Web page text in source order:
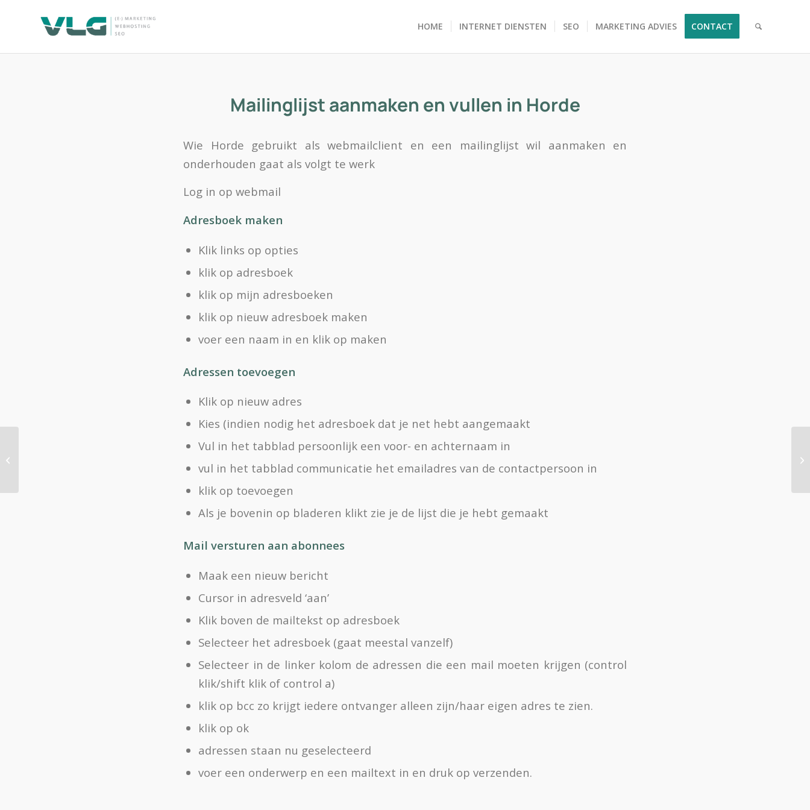
HOME INTERNET DIENSTEN SEO MARKETING ADVIES CONTACT
Mailinglijst aanmaken en vullen in Horde
Wie Horde gebruikt als webmailclient en een mailinglijst wil aanmaken en
onderhouden gaat als volgt te werk
Log in op webmail
Adresboek maken
Klik links op opties
klik op adresboek
klik op mijn adresboeken
klik op nieuw adresboek maken
voer een naam in en klik op maken
Adressen toevoegen
Klik op nieuw adres
Kies (indien nodig het adresboek dat je net hebt aangemaakt
Vul in het tabblad persoonlijk een voor- en achternaam in
vul in het tabblad communicatie het emailadres van de contactpersoon in
klik op toevoegen
Als je bovenin op bladeren klikt zie je de lijst die je hebt gemaakt
Mail versturen aan abonnees
Maak een nieuw bericht
Cursor in adresveld ‘aan’
Klik boven de mailtekst op adresboek
Selecteer het adresboek (gaat meestal vanzelf)
Selecteer in de linker kolom de adressen die een mail moeten krijgen (control
klik/shift klik of control a)
klik op bcc zo krijgt iedere ontvanger alleen zijn/haar eigen adres te zien.
klik op ok
adressen staan nu geselecteerd
voer een onderwerp en een mailtext in en druk op verzenden.